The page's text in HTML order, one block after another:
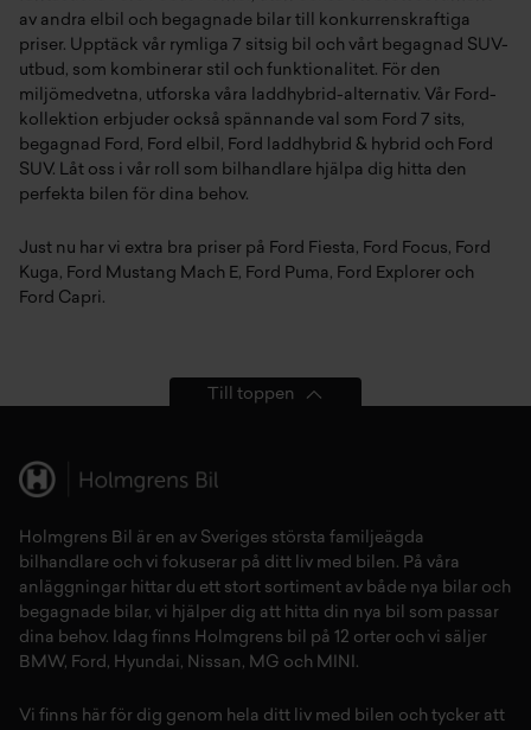
av andra elbil och begagnade bilar till konkurrenskraftiga
priser. Upptäck vår rymliga 7 sitsig bil och vårt begagnad SUV-
utbud, som kombinerar stil och funktionalitet. För den
miljömedvetna, utforska våra laddhybrid-alternativ. Vår Ford-
kollektion erbjuder också spännande val som Ford 7 sits,
begagnad Ford, Ford elbil, Ford laddhybrid & hybrid och Ford
SUV. Låt oss i vår roll som bilhandlare hjälpa dig hitta den
perfekta bilen för dina behov.
Just nu har vi extra bra priser på Ford Fiesta, Ford Focus, Ford
Kuga, Ford Mustang Mach E, Ford Puma, Ford Explorer och
Ford Capri.
Till toppen
Holmgrens Bil är en av Sveriges största familjeägda
bilhandlare och vi fokuserar på ditt liv med bilen. På våra
anläggningar hittar du ett stort sortiment av både nya bilar och
begagnade bilar, vi hjälper dig att hitta din nya bil som passar
dina behov. Idag finns Holmgrens bil på 12 orter och vi säljer
BMW, Ford, Hyundai, Nissan , MG och MINI.
Vi finns här för dig genom hela ditt liv med bilen och tycker att